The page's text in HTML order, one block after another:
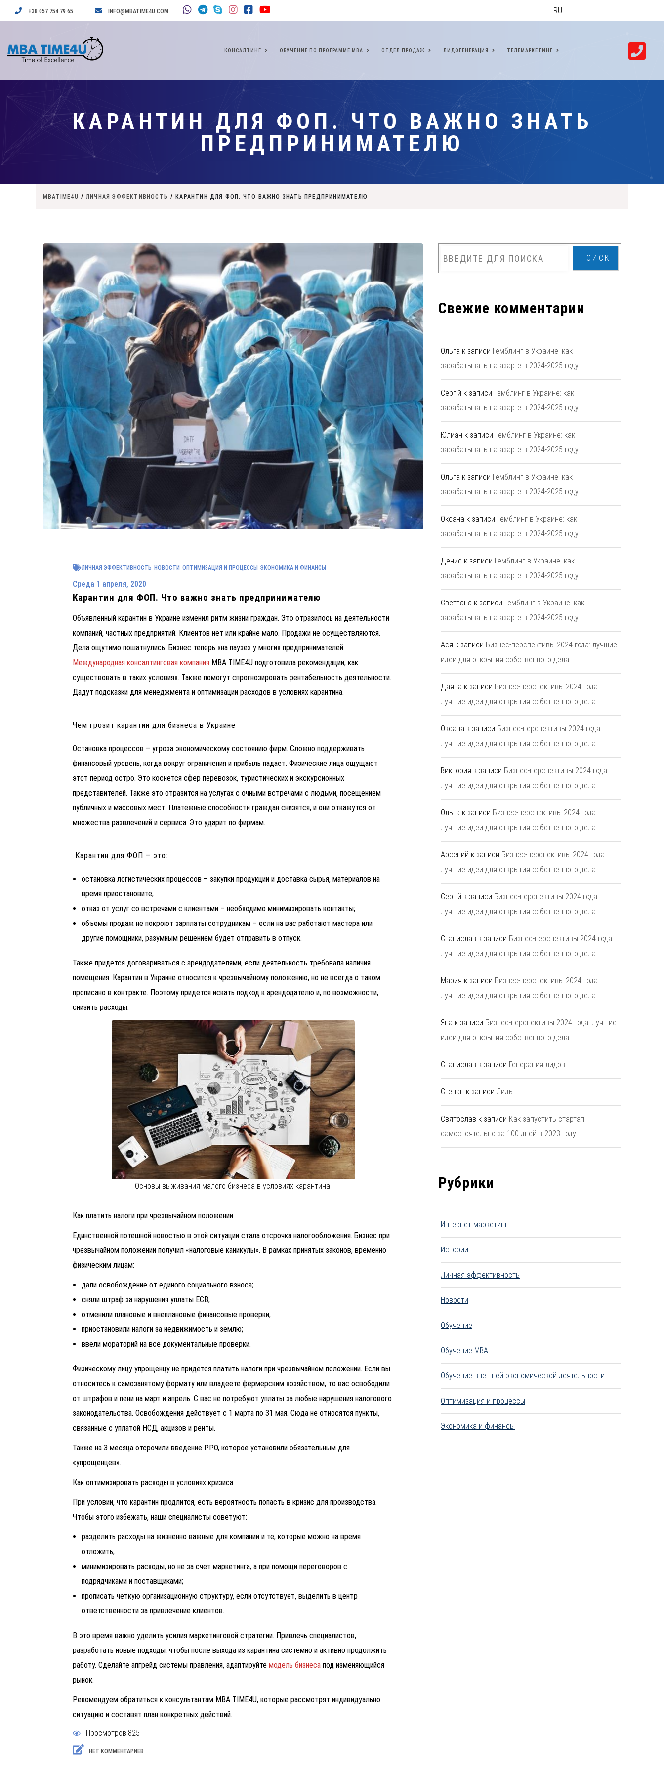
+38 057 754 79 65 INFO@MBATIME4U.COM RU
КОНСАЛТИНГ ОБУЧЕНИЕ ПО ПРОГРАММЕ МВА ОТДЕЛ ПРОДАЖ ЛИДОГЕНЕРАЦИЯ ТЕЛЕМАРКЕТИНГ
КАРАНТИН ДЛЯ ФОП. ЧТО ВАЖНО ЗНАТЬ
ПРЕДПРИНИМАТЕЛЮ
MBATIME4U / ЛИЧНАЯ ЭФФЕКТИВНОСТЬ / КАРАНТИН ДЛЯ ФОП. ЧТО ВАЖНО ЗНАТЬ ПРЕДПРИНИМАТЕЛЮ
ЛИЧНАЯ ЭФФЕКТИВНОСТЬ НОВОСТИ ОПТИМИЗАЦИЯ И ПРОЦЕССЫ ЭКОНОМИКА И ФИНАНСЫ
Среда 1 апреля, 2020
Карантин для ФОП. Что важно знать предпринимателю
Объявленный карантин в Украине изменил ритм жизни граждан. Это отразилось на деятельности
компаний, частных предприятий. Клиентов нет или крайне мало. Продажи не осуществляются.
Дела ощутимо пошатнулись. Бизнес теперь «на паузе» у многих предпринимателей.
Международная консалтинговая компания MBA TIME4U подготовила рекомендации, как
существовать в таких условиях. Также помогут спрогнозировать рентабельность деятельности.
Дадут подсказки для менеджмента и оптимизации расходов в условиях карантина.
Чем грозит карантин для бизнеса в Украине
Остановка процессов – угроза экономическому состоянию фирм. Сложно поддерживать
финансовый уровень, когда вокруг ограничения и прибыль падает. Физические лица ощущают
этот период остро. Это коснется сфер перевозок, туристических и экскурсионных
представителей. Также это отразится на услугах с очными встречами с людьми, посещением
публичных и массовых мест. Платежные способности граждан снизятся, и они откажутся от
множества развлечений и сервиса. Это ударит по фирмам.
Карантин для ФОП – это:
остановка логистических процессов – закупки продукции и доставка сырья, материалов на
время приостановите;
отказ от услуг со встречами с клиентами – необходимо минимизировать контакты;
объемы продаж не покроют зарплаты сотрудникам – если на вас работают мастера или
другие помощники, разумным решением будет отправить в отпуск.
Также придется договариваться с арендодателями, если деятельность требовала наличия
помещения. Карантин в Украине относится к чрезвычайному положению, но не всегда о таком
прописано в контракте. Поэтому придется искать подход к арендодателю и, по возможности,
снизить расходы.
Основы выживания малого бизнеса в условиях карантина.
Как платить налоги при чрезвычайном положении
Единственной потешной новостью в этой ситуации стала отсрочка налогообложения. Бизнес при
чрезвычайном положении получил «налоговые каникулы». В рамках принятых законов, временно
физическим лицам:
дали освобождение от единого социального взноса;
сняли штраф за нарушения уплаты ЕСВ;
отменили плановые и внеплановые финансовые проверки;
приостановили налоги за недвижимость и землю;
ввели мораторий на все документальные проверки.
Физическому лицу упрощенцу не придется платить налоги при чрезвычайном положении. Если вы
относитесь к самозанятому формату или владеете фермерским хозяйством, то вас освободили
от штрафов и пени на март и апрель. С вас не потребуют уплаты за любые нарушения налогового
законодательства. Освобождения действует с 1 марта по 31 мая. Сюда не относятся пункты,
связанные с уплатой НСД, акцизов и ренты.
Также на 3 месяца отсрочили введение РРО, которое установили обязательным для
«упрощенцев».
Как оптимизировать расходы в условиях кризиса
При условии, что карантин продлится, есть вероятность попасть в кризис для производства.
Чтобы этого избежать, наши специалисты советуют:
разделить расходы на жизненно важные для компании и те, которые можно на время
отложить;
минимизировать расходы, но не за счет маркетинга, а при помощи переговоров с
подрядчиками и поставщиками;
прописать четкую организационную структуру, если отсутствует, выделить в центр
ответственности за привлечение клиентов.
В это время важно уделить усилия маркетинговой стратегии. Привлечь специалистов,
разработать новые подходы, чтобы после выхода из карантина системно и активно продолжить
работу. Сделайте апгрейд системы правления, адаптируйте модель бизнеса под изменяющийся
рынок.
Рекомендуем обратиться к консультантам MBA TIME4U, которые рассмотрят индивидуально
ситуацию и составят план конкретных действий.
Просмотров:825
НЕТ КОММЕНТАРИЕВ
ПОИСК
Свежие комментарии
Ольга к записи Гемблинг в Украине: как
зарабатывать на азарте в 2024-2025 году
Сергій к записи Гемблинг в Украине: как
зарабатывать на азарте в 2024-2025 году
Юлиан к записи Гемблинг в Украине: как
зарабатывать на азарте в 2024-2025 году
Ольга к записи Гемблинг в Украине: как
зарабатывать на азарте в 2024-2025 году
Оксана к записи Гемблинг в Украине: как
зарабатывать на азарте в 2024-2025 году
Денис к записи Гемблинг в Украине: как
зарабатывать на азарте в 2024-2025 году
Светлана к записи Гемблинг в Украине: как
зарабатывать на азарте в 2024-2025 году
Ася к записи Бизнес-перспективы 2024 года: лучшие
идеи для открытия собственного дела
Даяна к записи Бизнес-перспективы 2024 года:
лучшие идеи для открытия собственного дела
Оксана к записи Бизнес-перспективы 2024 года:
лучшие идеи для открытия собственного дела
Виктория к записи Бизнес-перспективы 2024 года:
лучшие идеи для открытия собственного дела
Ольга к записи Бизнес-перспективы 2024 года:
лучшие идеи для открытия собственного дела
Арсений к записи Бизнес-перспективы 2024 года:
лучшие идеи для открытия собственного дела
Сергій к записи Бизнес-перспективы 2024 года:
лучшие идеи для открытия собственного дела
Станислав к записи Бизнес-перспективы 2024 года:
лучшие идеи для открытия собственного дела
Мария к записи Бизнес-перспективы 2024 года:
лучшие идеи для открытия собственного дела
Яна к записи Бизнес-перспективы 2024 года: лучшие
идеи для открытия собственного дела
Станислав к записи Генерация лидов
Степан к записи Лиды
Святослав к записи Как запустить стартап
самостоятельно за 100 дней в 2023 году
Рубрики
Интернет маркетинг
Истории
Личная эффективность
Новости
Обучение
Обучение MBA
Обучение внешней экономической деятельности
Оптимизация и процессы
Экономика и финансы